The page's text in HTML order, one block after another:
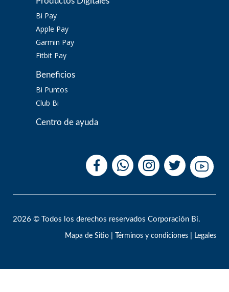
Bi Pay
Apple Pay
Garmin Pay
Fitbit Pay
Beneficios
Bi Puntos
Club Bi
Centro de ayuda
2026 © Todos los derechos reservados Corporación Bi.
Mapa de Sitio Términos y condiciones Legales